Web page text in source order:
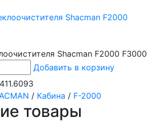
Shacman F2000 F3000
Добавить в корзину
/ Кабина / F-2000
товары